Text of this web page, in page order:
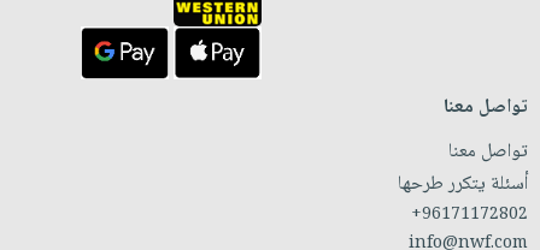
تواصل معنا
تواصل معنا
أسئلة يتكرر طرحها
+96171172802